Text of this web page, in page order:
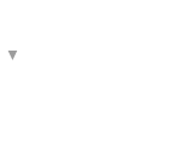
▼